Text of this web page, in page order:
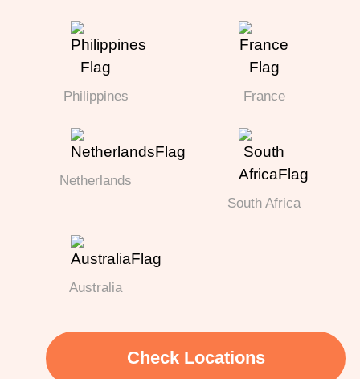
Philippines France
Netherlands
South Africa
Australia
Check Locations